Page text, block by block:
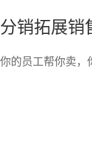
分销拓展销
你的员工帮你卖，